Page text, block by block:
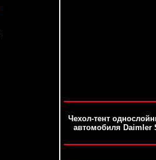
Чехол-тент
автомобиля Daimler